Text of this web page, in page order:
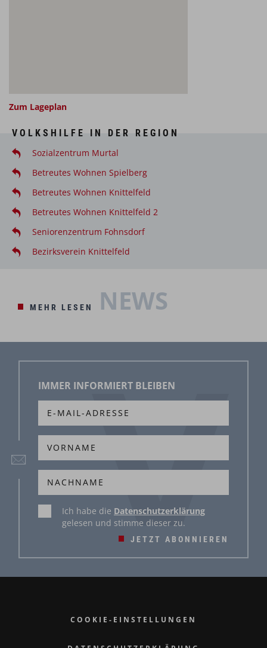
Zum Lageplan
VOLKSHILFE IN DER REGION
Sozialzentrum Murtal
Betreutes Wohnen Spielberg
Betreutes Wohnen Knittelfeld
Betreutes Wohnen Knittelfeld 2
Seniorenzentrum Fohnsdorf
Bezirksverein Knittelfeld
NEWS
MEHR LESEN
IMMER INFORMIERT BLEIBEN
JETZT ABONNIEREN
Ich habe die Datenschutzerklärung
gelesen und stimme dieser zu.
COOKIE-EINSTELLUNGEN